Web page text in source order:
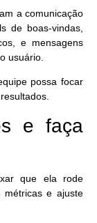
a comunicação
de boas-vindas,
e mensagens
usuário.
possa focar
e faça
que ela rode
métricas e ajuste